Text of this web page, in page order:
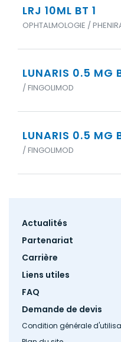
LRJ 10ML BT 1
OPHTALMOLOGIE /
LUNARIS 0.5 MG
/ FINGOLIMOD
LUNARIS 0.5 MG
/ FINGOLIMOD
Footer
Actualités
Partenariat
Carrière
Liens utiles
FAQ
Demande de devis
Condition générale